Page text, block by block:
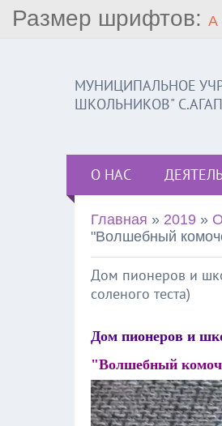
Размер шрифтов: A
МУНИЦИПАЛЬНОЕ
ШКОЛЬНИКОВ"
О НАС
Главная » 2019 »
"Волшебный
Дом пионеров и
соленого теста)
Дом пионеров и
"Волшебный